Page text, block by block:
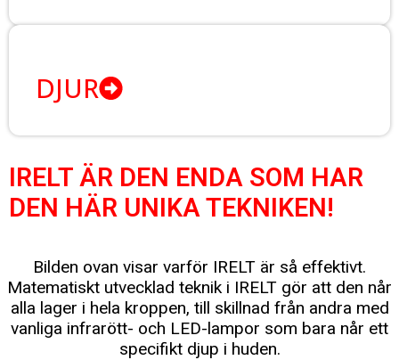
DJUR
IRELT ÄR DEN ENDA SOM HAR
DEN HÄR UNIKA TEKNIKEN!
Bilden ovan visar varför IRELT är så effektivt.
Matematiskt utvecklad teknik i IRELT gör att den når
alla lager i hela kroppen, till skillnad från andra med
vanliga infrarött- och LED-lampor som bara når ett
specifikt djup i huden.